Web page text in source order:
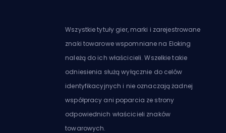
Wszystkie tytuły gier, marki i zarejestrowane
znaki towarowe wspomniane na Eloking
należą do ich właścicieli. Wszelkie takie
odniesienia służą wyłącznie do celów
identyfikacyjnych i nie oznaczają żadnej
współpracy ani poparcia ze strony
odpowiednich właścicieli znaków
towarowych.